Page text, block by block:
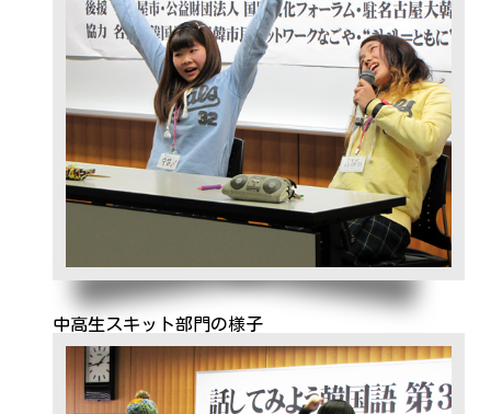
中高生スキット部門の様子